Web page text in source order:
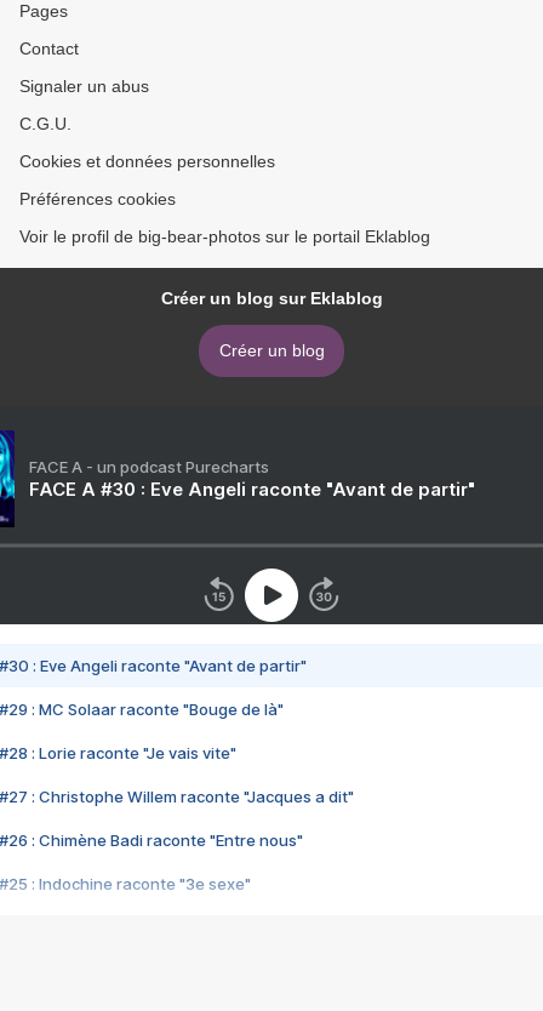
Pages
Contact
Signaler un abus
C.G.U.
Cookies et données personnelles
Préférences cookies
Voir le profil de big-bear-photos sur le portail Eklablog
Créer un blog sur Eklablog
Créer un blog
FACE A - un podcast Purecharts
FACE A #30 : Eve Angeli raconte "Avant de partir"
#30 : Eve Angeli raconte "Avant de partir"
#29 : MC Solaar raconte "Bouge de là"
#28 : Lorie raconte "Je vais vite"
#27 : Christophe Willem raconte "Jacques a dit"
#26 : Chimène Badi raconte "Entre nous"
#25 : Indochine raconte "3e sexe"